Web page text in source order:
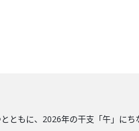
ともに、2026年の干支「午」にち